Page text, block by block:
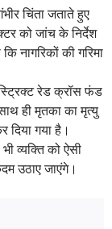
चिंता जताते हुए
को जांच के निर्देश
नागरिकों की गरिमा
रेड क्रॉस फंड
ही मृतका का मृत्यु
दिया गया है।
व्यक्ति को ऐसी
उठाए जाएंगे।